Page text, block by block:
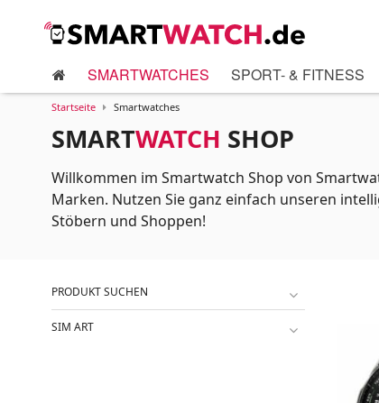
SMARTWATCHES SPORT- & FITNESS
Startseite Smartwatches
SMARTWATCH SHOP
Willkommen im Smartwatch Shop von
Marken. Nutzen Sie ganz einfach unseren
Stöbern und Shoppen!
PRODUKT SUCHEN
SIM ART